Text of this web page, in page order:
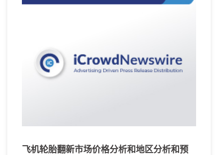
飞机轮胎翻新市场价格分析和地区分析和预